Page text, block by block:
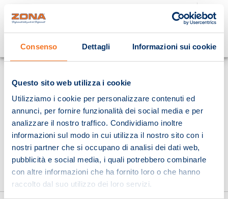
Consenso Dettagli Informazioni sui cookie
Questo sito web utilizza i cookie
Utilizziamo i cookie per personalizzare contenuti ed
annunci, per fornire funzionalità dei social media e per
analizzare il nostro traffico. Condividiamo inoltre
informazioni sul modo in cui utilizza il nostro sito con i
nostri partner che si occupano di analisi dei dati web,
pubblicità e social media, i quali potrebbero combinarle
con altre informazioni che ha fornito loro o che hanno
raccolto dal suo utilizzo dei loro servizi.
Cosa stai cercando?